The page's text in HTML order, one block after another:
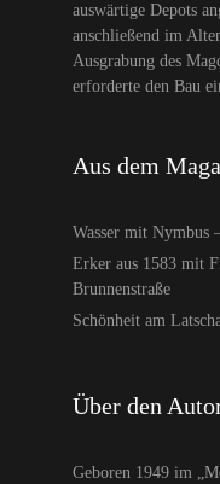
auswärtige Depots
anschließend im
Ausgrabung des
erforderte den Bau
Aus dem
Wasser mit Nymbus
Erker aus 1583 mit
Brunnenstraße
Schönheit am
Über den
Geboren 1949 im